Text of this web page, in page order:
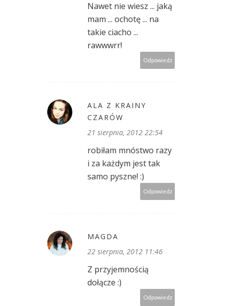
Nawet nie wiesz ... jaką
mam ... ochotę ... na
takie ciacho ...
rawwwrr!
Odpowiedz
ALA Z KRAINY
CZARÓW
21 sierpnia, 2012 22:54
robiłam mnóstwo razy
i za każdym jest tak
samo pyszne! :)
Odpowiedz
MAGDA
22 sierpnia, 2012 11:46
Z przyjemnością
dołącze :)
Odpowiedz